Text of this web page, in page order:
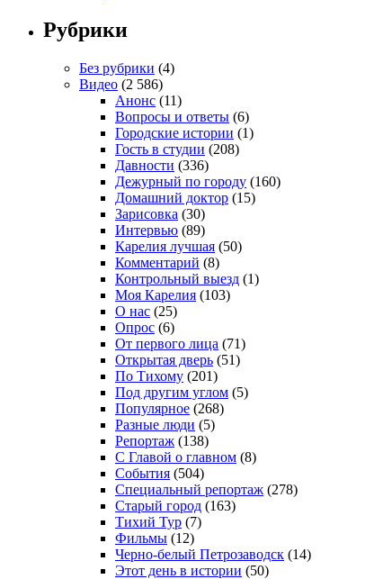
Рубрики
Без рубрики (4)
Видео (2 586)
Анонс (11)
Вопросы и ответы (6)
Городские истории (1)
Гость в студии (208)
Давности (336)
Дежурный по городу (160)
Домашний доктор (15)
Зарисовка (30)
Интервью (89)
Карелия лучшая (50)
Комментарий (8)
Контрольный выезд (1)
Моя Карелия (103)
О нас (25)
Опрос (6)
От первого лица (71)
Открытая дверь (51)
По Тихому (201)
Под другим углом (5)
Популярное (268)
Разные люди (5)
Репортаж (138)
С Главой о главном (8)
События (504)
Специальный репортаж (278)
Старый город (163)
Тихий Тур (7)
Фильмы (12)
Черно-белый Петрозаводск (14)
Этот день в истории (50)